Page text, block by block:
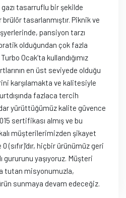
gazı tasarruflu bir şekilde
tasarlanmıştır. Piknik ve
pansiyon tarzı
olduğundan çok fazla
Ocak’ta kullandığımız
en üst seviyede olduğu
karşılamakta ve kalitesiyle
fazlaca tercih
yürüttüğümüz kalite güvence
sertifikası almış ve bu
müşterilerimizden şikayet
(sıfır)’dır, hiçbir ürünümüz geri
yaşıyoruz. Müşteri
tutan misyonumuzla,
sunmaya devam edeceğiz.